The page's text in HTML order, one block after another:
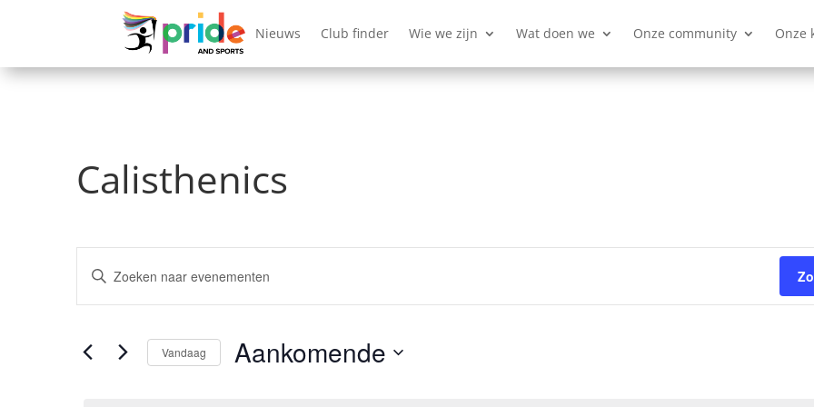
Nieuws Club finder Wie we zijn Wat doen we Onze community Onze
Calisthenics
Evenementen
Zoeken
weergeven
Vul
in.
Vandaag Aankomende